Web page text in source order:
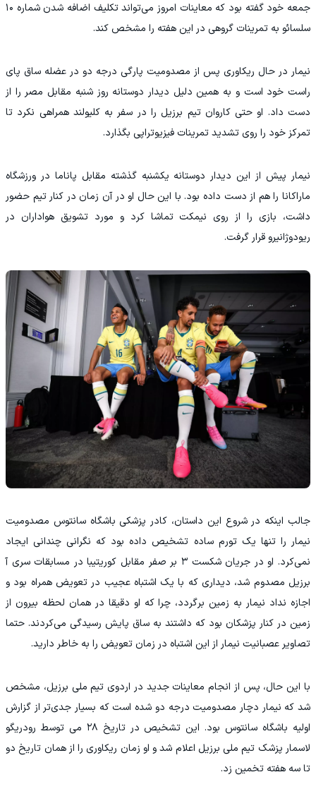
جمعه خود گفته بود که معاینات امروز می‌تواند تکلیف اضافه شدن شماره ۱۰
سلسائو به تمرینات گروهی در این هفته را مشخص کند.
‫نیمار در حال ریکاوری پس از مصدومیت پارگی درجه دو در عضله ساق پای
راست خود است و به همین دلیل دیدار دوستانه روز شنبه مقابل مصر را از
دست داد. او حتی کاروان تیم برزیل را در سفر به کلیولند همراهی نکرد تا
تمرکز خود را روی تشدید تمرینات فیزیوتراپی بگذارد.
‫نیمار پیش از این دیدار دوستانه یکشنبه گذشته مقابل پاناما در ورزشگاه
ماراکانا را هم از دست داده بود. با این حال او در آن زمان در کنار تیم حضور
داشت، بازی را از روی نیمکت تماشا کرد و مورد تشویق هواداران در
ریودوژانیرو قرار گرفت.
‫جالب اینکه در شروع این داستان، کادر پزشکی باشگاه سانتوس مصدومیت
نیمار را تنها یک تورم ساده تشخیص داده بود که نگرانی چندانی ایجاد
نمی‌کرد. او در جریان شکست ۳ بر صفر مقابل کوریتیبا در مسابقات سری آ
برزیل مصدوم شد، دیداری که با یک اشتباه عجیب در تعویض همراه بود و
اجازه نداد نیمار به زمین برگردد، چرا که او دقیقا در همان لحظه بیرون از
زمین در کنار پزشکان بود که داشتند به ساق پایش رسیدگی می‌کردند. حتما
تصاویر عصبانیت نیمار از این اشتباه در زمان تعویض را به خاطر دارید.
‫با این حال، پس از انجام معاینات جدید در اردوی تیم ملی برزیل، مشخص
شد که نیمار دچار مصدومیت درجه دو شده است که بسیار جدی‌تر از گزارش
اولیه باشگاه سانتوس بود. این تشخیص در تاریخ ۲۸ می توسط رودریگو
لاسمار پزشک تیم ملی برزیل اعلام شد و او زمان ریکاوری را از همان تاریخ دو
تا سه هفته تخمین زد.